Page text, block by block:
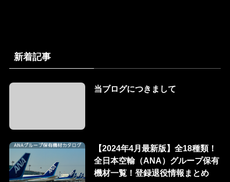
新着記事
当ブログにつきまして
【2024年4月最新版】全18種類！
全日本空輸（ANA）グループ保有
機材一覧！登録退役情報まとめ